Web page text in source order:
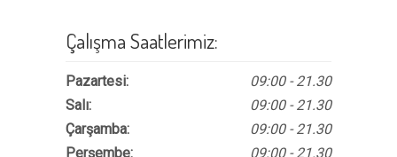
Çalışma Saatlerimiz:
Pazartesi:
Salı:
Çarşamba:
Perşembe:
09:00 - 21.30
09:00 - 21.30
09:00 - 21.30
09:00 - 21.30